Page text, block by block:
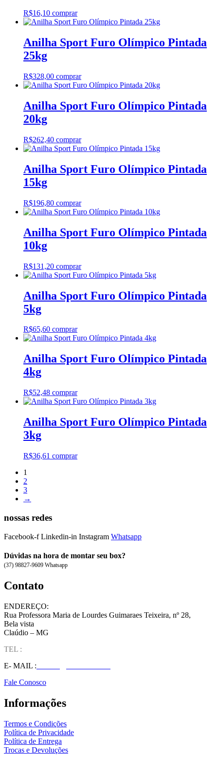
R$16,10 comprar
Anilha Sport Furo Olímpico Pintada
25kg
R$328,00 comprar
Anilha Sport Furo Olímpico Pintada
20kg
R$262,40 comprar
Anilha Sport Furo Olímpico Pintada
15kg
R$196,80 comprar
Anilha Sport Furo Olímpico Pintada
10kg
R$131,20 comprar
Anilha Sport Furo Olímpico Pintada
5kg
R$65,60 comprar
Anilha Sport Furo Olímpico Pintada
4kg
R$52,48 comprar
Anilha Sport Furo Olímpico Pintada
3kg
R$36,61 comprar
1
2
3
→
nossas redes
Facebook-f Linkedin-in Instagram Whatsapp
Dúvidas na hora de montar seu box?
(37) 98827-9609 Whatsapp
Contato
ENDEREÇO:
Rua Professora Maria de Lourdes Guimaraes Teixeira, nº 28,
Bela vista
Claúdio – MG
TEL :
E- MAIL :
Fale Conosco
Informações
Termos e Condições
Política de Privacidade
Política de Entrega
Trocas e Devoluções